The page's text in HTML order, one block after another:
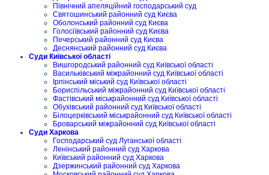
Північний апеляційний господарський суд
Святошинський районний суд Києва
Оболонський районний суд Києва
Голосіївський районний суд Києва
Печерський районний суд Києва
Деснянський районний суд Києва
Суди Київської області
Вишгородський районний суд Київської області
Васильківський міжрайонний суд Київської області
Ірпінський міський суд Київської області
Бориспільський міжрайонний суд Київської області
Фастівський міськрайонний суд Київської області
Обухівський районний суд Київської області
Білоцерківський міськрайонний суд Київської області
Броварський міжрайонний суд Київської області
Суди Харкова
Господарський суд Луганської області
Ленінський районний суд Харкова
Київський районний суд Харкова
Дзержинський районний суд Харкова